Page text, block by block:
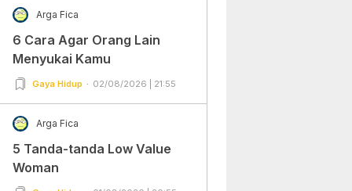
Arga Fica
6 Cara Agar Orang Lain
Menyukai Kamu
Gaya Hidup 02/08/2026 | 21:55
Arga Fica
5 Tanda-tanda Low Value
Woman